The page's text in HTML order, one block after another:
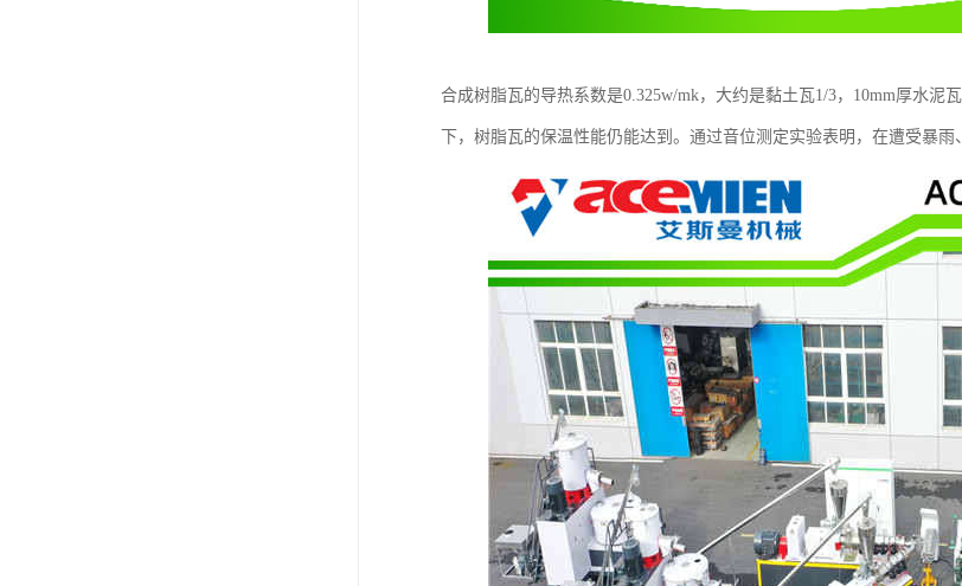
合成树脂瓦的导热系数是0.325w/mk，大约是黏土瓦1/3，10mm厚水泥
下，树脂瓦的保温性能仍能达到。通过音位测定实验表明，在遭受暴